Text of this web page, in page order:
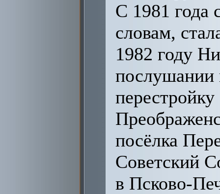
С 1981 года
словам,
1982 году
посёлка
Советский
в Псково-